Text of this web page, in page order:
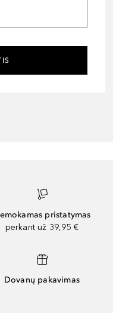
pristatymas
perkant už 39,95 €
Dovanų pakavimas